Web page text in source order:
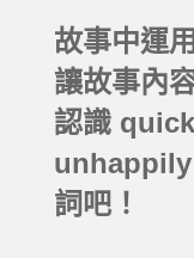
故事中運
讓故事內
認識
unhappily
詞吧！